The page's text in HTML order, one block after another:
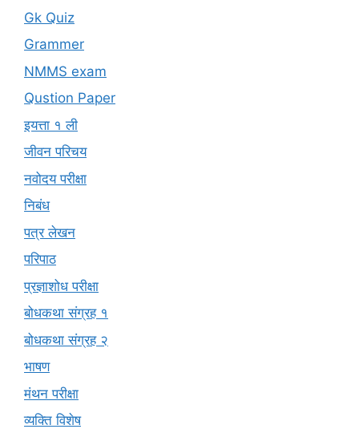
Gk Quiz
Grammer
NMMS exam
Qustion Paper
इयत्ता १ ली
जीवन परिचय
नवोदय परीक्षा
निबंध
पत्र लेखन
परिपाठ
प्रज्ञाशोध परीक्षा
बोधकथा संग्रह १
बोधकथा संग्रह २
भाषण
मंथन परीक्षा
व्यक्ति विशेष